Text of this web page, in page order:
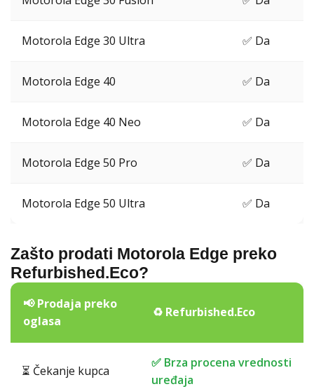
Motorola Edge 30 Ultra ✅ Da
Motorola Edge 40 ✅ Da
Motorola Edge 40 Neo ✅ Da
Motorola Edge 50 Pro ✅ Da
Motorola Edge 50 Ultra ✅ Da
Zašto prodati Motorola Edge preko
Refurbished.Eco?
📢 Prodaja preko
oglasa
♻️ Refurbished.Eco
⏳ Čekanje kupca
✅ Brza procena vrednosti
uređaja